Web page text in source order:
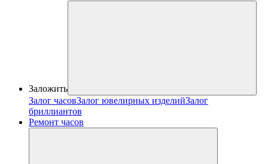
Заложить
Залог часовЗалог ювелирных изделийЗалог
бриллиантов
Ремонт часов